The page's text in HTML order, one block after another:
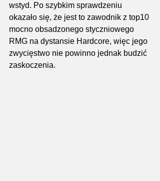
wstyd. Po szybkim sprawdzeniu
okazało się, że jest to zawodnik z top10
mocno obsadzonego styczniowego
RMG na dystansie Hardcore, więc jego
zwycięstwo nie powinno jednak budzić
zaskoczenia.